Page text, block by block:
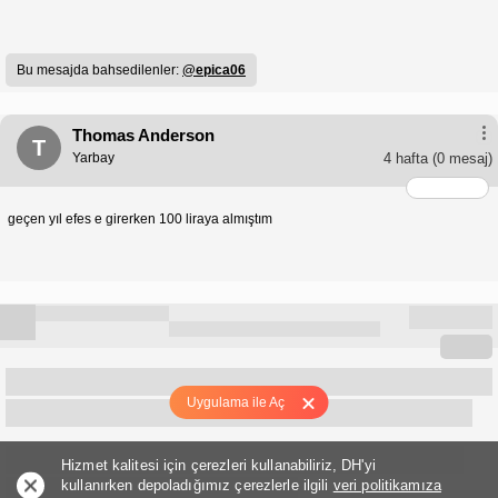
Uygulama ile Aç
Bu mesajda bahsedilenler: @epica06
T
Thomas Anderson
4 hafta(0 mesaj)
Yarbay
geçen yıl efes e girerken 100 liraya almıştım
Hizmet kalitesi için çerezleri kullanabiliriz, DH'yi
kullanırken depoladığımız çerezlerle ilgili veri politikamıza